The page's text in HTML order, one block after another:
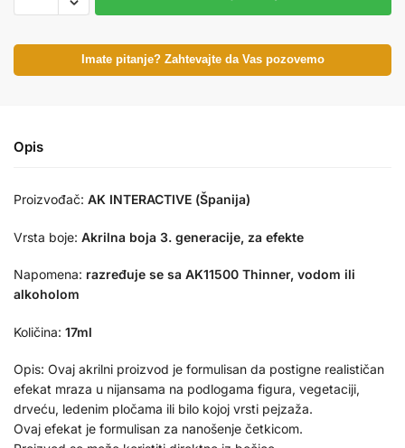
Imate pitanje? Zahtevajte da Vas pozovemo
Opis
Proizvođač: AK INTERACTIVE (Španija)
Vrsta boje: Akrilna boja 3. generacije, za efekte
Napomena: razređuje se sa AK11500 Thinner, vodom ili
alkoholom
Količina: 17ml
Opis: Ovaj akrilni proizvod je formulisan da postigne realističan
efekat mraza u nijansama na podlogama figura, vegetaciji,
drveću, ledenim pločama ili bilo kojoj vrsti pejzaža.
Ovaj efekat je formulisan za nanošenje četkicom.